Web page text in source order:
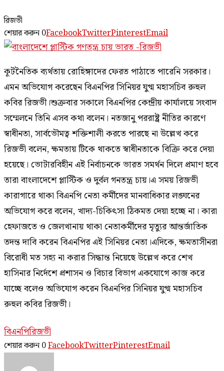
রিজভী
শেয়ার করুন 0FacebookTwitterPinterestEmail
কূটনৈতিক ব্যর্থতায় রোহিঙ্গাদের ফেরত পাঠাতে পারেনি সরকার।
এমন অভিযোগ করেছেন বিএনপির সিনিয়র যুগ্ম মহাসচিব রুহুল
কবির রিজভী।শুক্রবার সকালে বিএনপির কেন্দ্রীয় কার্যালয়ে সংবাদ
সম্মেলনে তিনি এসব কথা বলেন। নতজানু পররাষ্ট্র নীতির কারণে
স্বাধীনতা, সার্বভৌমত্ব শক্তিশালী করতে পারছে না উল্লেখ করে
রিজভী বলেন, ক্ষমতায় টিকে থাকতে স্বাধীনতাকে বিক্রি করে দেয়া
হয়েছে। ভোটারবিহীন এই নির্বাচনকে ভারত সমর্থন দিলে প্রমাণ হবে
তারা বাংলাদেশে প্লাস্টিক ও দুর্বল গনতন্ত্র চায়।এ সময় রিজভী
কারাগারে থাকা বিএনপি নেতা কর্মীদের মানবাধিকার লঙ্ঘনের
অভিযোগ করে বলেন, খাদ্য-চিকিৎসা ঠিকমত দেয়া হচ্ছে না। কারা
হেফাজতে ও জেলখানায় থাকা নেতাকর্মীদের মৃত্যুর আন্তর্জাতিক
তদন্ত দাবি করেন বিএনপির এই সিনিয়র নেতা।এদিকে, ক্ষমতাসীনরা
বিরোধী মত সহ্য না করার সিদ্ধান্ত নিয়েছে উল্লেখ করে শেখ
হাসিনার নির্দেশে প্রশাসন ও বিচার বিভাগ একযোগে কাজ করে
যাচ্ছে বলেও অভিযোগ করেন বিএনপির সিনিয়র যুগ্ম মহাসচিব
রুহুল কবির রিজভী।
বিএনপিরিজভী
শেয়ার করুন 0FacebookTwitterPinterestEmail